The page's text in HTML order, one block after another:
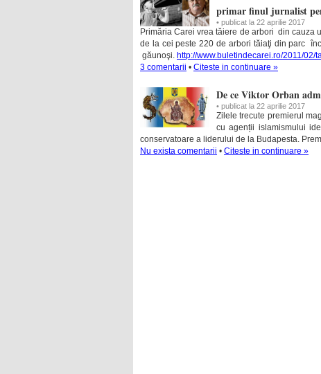
primar finul jurnalist
• publicat la 22 aprilie 2017
Primăria Carei vrea tăiere de arbori din cauza
de la cei peste 220 de arbori tăiaţi din parc
găunoşi. http://www.buletindecarei.ro/2011/
3 comentarii • Citeste in continuare »
De ce Viktor Orban
• publicat la 22 aprilie 2017
Zilele trecute premierul
cu agenții islamismului
conservatoare a liderului de la Budapesta.
Nu exista comentarii • Citeste in continuare »